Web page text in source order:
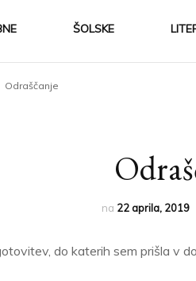
ŠOLSKE
Odraščanje
na 22 aprila, 2019
do katerih sem prišla v